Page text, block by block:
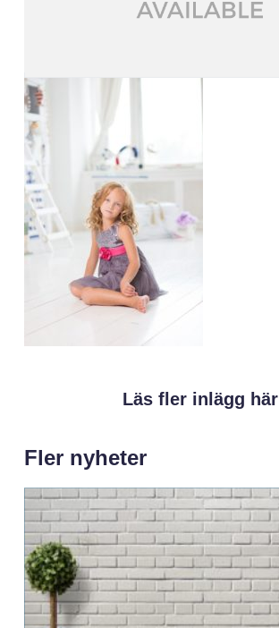
Läs fler inlägg här
Fler nyheter